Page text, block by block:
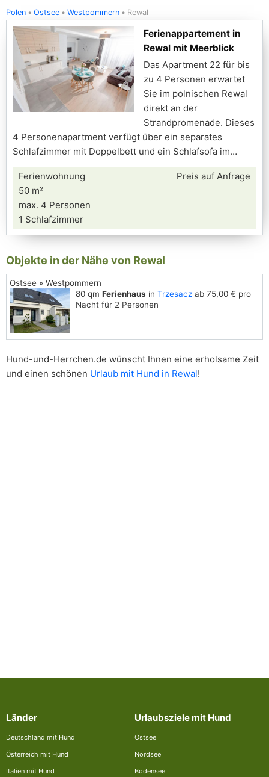
Polen Ostsee Westpommern Rewal
Ferienappartement in
Rewal mit Meerblick
Das Apartment 22 für bis
zu 4 Personen erwartet
Sie im polnischen Rewal
direkt an der
Strandpromenade. Dieses
4 Personenapartment verfügt über ein separates
Schlafzimmer mit Doppelbett und ein Schlafsofa im
Ferienwohnung
50 m²
max. 4 Personen
1 Schlafzimmer
Preis auf Anfrage
Objekte in der Nähe von Rewal
Ostsee » Westpommern
80 qm Ferienhaus in Trzesacz ab 75,00 € pro
Nacht für 2 Personen
Hund-und-Herrchen.de wünscht Ihnen eine erholsame Zeit
und einen schönen Urlaub mit Hund in Rewal!
Länder
Deutschland mit Hund
Österreich mit Hund
Italien mit Hund
Urlaubsziele mit Hund
Ostsee
Nordsee
Bodensee